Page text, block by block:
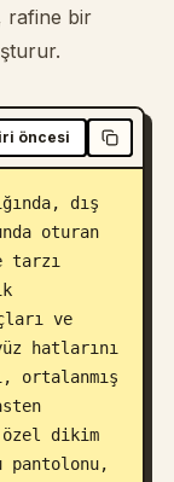
rafine bir
öncesi
dış
oturan
tarzı
ve
hatlarını
ortalanmış
özel dikim
pantolonu,